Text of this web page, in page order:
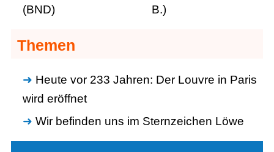
(BND)
B.)
Themen
Heute vor 233 Jahren: Der Louvre in Paris
wird eröffnet
Wir befinden uns im Sternzeichen Löwe